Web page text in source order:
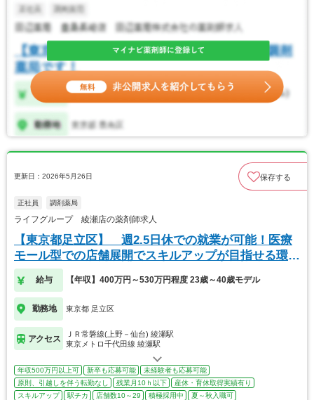
更新日：2026年5月26日 保存する
正社員 調剤薬局
ライフグループ 綾瀬店の薬剤師求人
【東京都足立区】 週2.5日休での就業が可能！医療
モール型での店舗展開でスキルアップが目指せる環境
♪
給与 【年収】400万円～530万円程度 23歳～40歳モデル
勤務地 東京都 足立区
アクセス
ＪＲ常磐線(上野－仙台) 綾瀬駅
東京メトロ千代田線 綾瀬駅
年収500万円以上可 新卒も応募可能
未経験者も応募可能
原則、引越しを伴う転勤なし
残業月10ｈ以下
産休・育休取得実績有り
スキルアップ
駅チカ 店舗数10～29 積極採用中
夏～秋入職可